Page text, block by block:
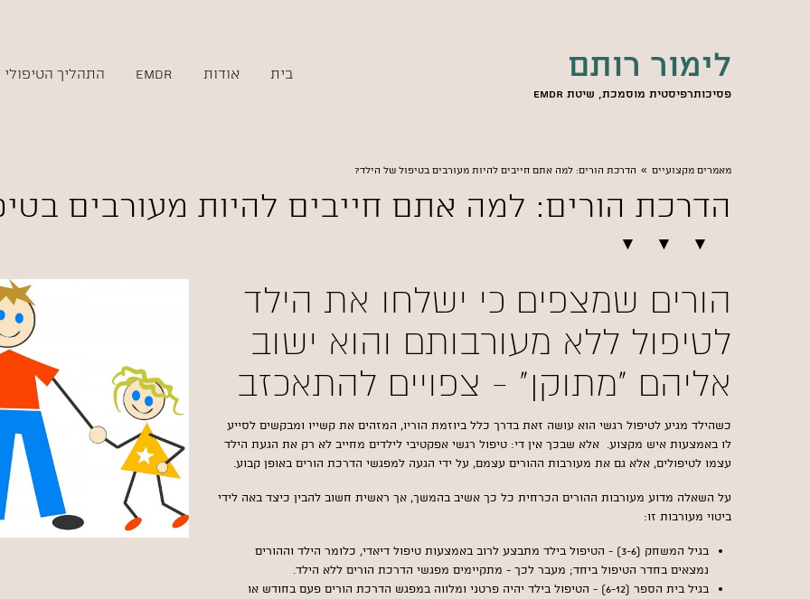
לימור רותם
פסיכותרפיסטית מוסמכת, שיטת EMDR
בית אודות emdr התהליך הטיפולי
מאמרים מקצועיים » הדרכת הורים: למה אתם חייבים להיות מעורבים בטיפול של הילד?
הדרכת הורים: למה אתם חייבים להיות מעורבים
הורים שמצפים כי ישלחו את הילד
לטיפול ללא מעורבותם והוא ישוב
אליהם "מתוקן" - צפויים להתאכזב
כשהילד מגיע לטיפול רגשי הוא עושה זאת בדרך כלל ביוזמת הוריו, המזהים את קשייו ומבקשים לסייע
לו באמצעות איש מקצוע. אלא שבכך אין די: טיפול רגשי אפקטיבי לילדים מחייב לא רק את הגעת הילד
עצמו לטיפולים, אלא גם את מעורבות ההורים עצמם, על ידי הגעה למפגשי הדרכת הורים באופן קבוע.
על השאלה מדוע מעורבות ההורים הכרחית כל כך אשיב בהמשך, אך ראשית חשוב להבין כיצד באה לידי
ביטוי מעורבות זו:
בגיל המשחק (3-6) - הטיפול בילד מתבצע לרוב באמצעות טיפול דיאדי, כלומר הילד וההורים
נמצאים בחדר הטיפול ביחד; מעבר לכך - מתקיימים מפגשי הדרכת הורים ללא הילד.
בגיל בית הספר (6-12) - הטיפול בילד יהיה פרטני ומלווה במפגש הדרכת הורים פעם בחודש או